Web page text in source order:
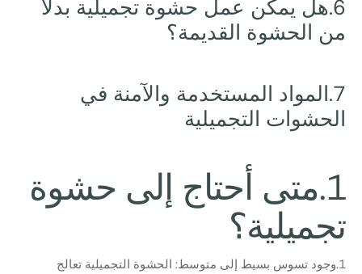
6.هل يمكن عمل حشوة تجميلية بدلاً
من الحشوة القديمة؟
7.المواد المستخدمة والآمنة في
الحشوات التجميلية
1.متى أحتاج إلى حشوة
تجميلية؟
1.وجود تسوس بسيط إلى متوسط: الحشوة التجميلية تعالج